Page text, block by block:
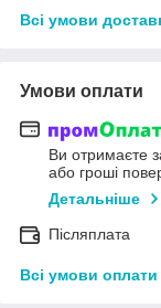
Всі умови
Умови оплати
Ви отримаєте
або гроші
Детальніше
Післяплата
Всі умови оплати